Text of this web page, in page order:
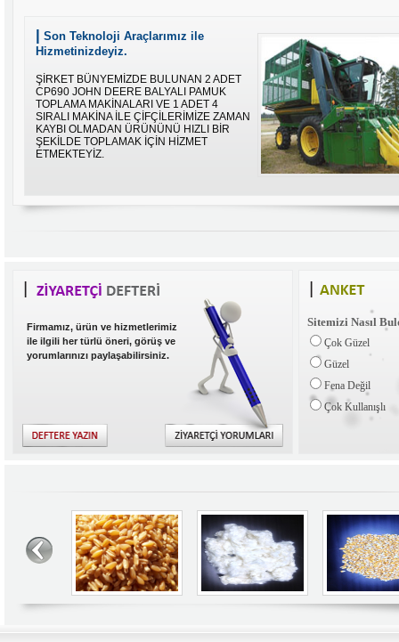
| Son Teknoloji Araçlarımız ile
Hizmetinizdeyiz.
ŞİRKET BÜNYEMİZDE BULUNAN 2 ADET
CP690 JOHN DEERE BALYALI PAMUK
TOPLAMA MAKİNALARI VE 1 ADET 4
SIRALI MAKİNA İLE ÇİFÇİLERİMİZE ZAMAN
KAYBI OLMADAN ÜRÜNÜNÜ HIZLI BİR
ŞEKİLDE TOPLAMAK İÇİN HİZMET
ETMEKTEYİZ.
Firmamız, ürün ve hizmetlerimiz
ile ilgili her türlü öneri, görüş ve
yorumlarınızı paylaşabilirsiniz.
Sitemizi Nasıl
Çok Güzel
Güzel
Fena Değil
Çok Kullanışlı